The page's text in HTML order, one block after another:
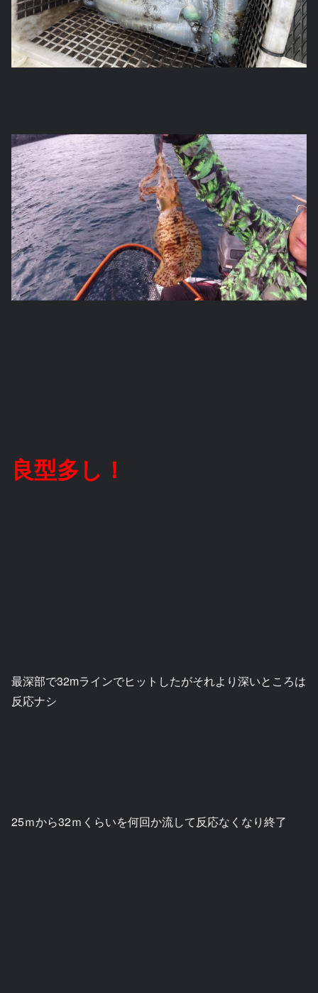
良型多し！
最深部で32mラインでヒットしたがそれより深いところは
反応ナシ
25ｍから32ｍくらいを何回か流して反応なくなり終了